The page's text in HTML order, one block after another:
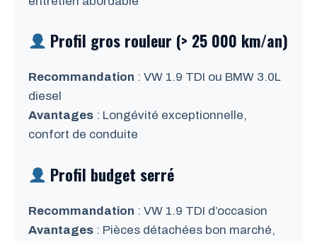
Profil gros rouleur (> 25 000 km/an)
Recommandation : VW 1.9 TDI ou BMW 3.0L
diesel
Avantages : Longévité exceptionnelle,
confort de conduite
Profil budget serré
Recommandation : VW 1.9 TDI d’occasion
Avantages : Pièces détachées bon marché,